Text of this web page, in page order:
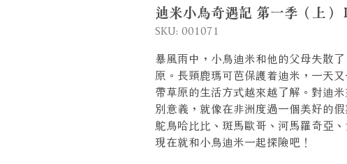
迪米小鳥奇遇記 第一季（上
SKU: 001071
暴風雨中，小鳥迪米和他的父母失散
原。長頸鹿瑪可芭保護着迪米，一天
帶草原的生活方式越來越了解。對迪
別意義，就像在非洲度過一個美好的
鴕鳥哈比比、斑馬歐哥、河馬羅奇亞
現在就和小鳥迪米一起探險吧！